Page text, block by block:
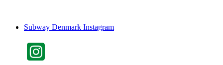
Subway Denmark Instagram